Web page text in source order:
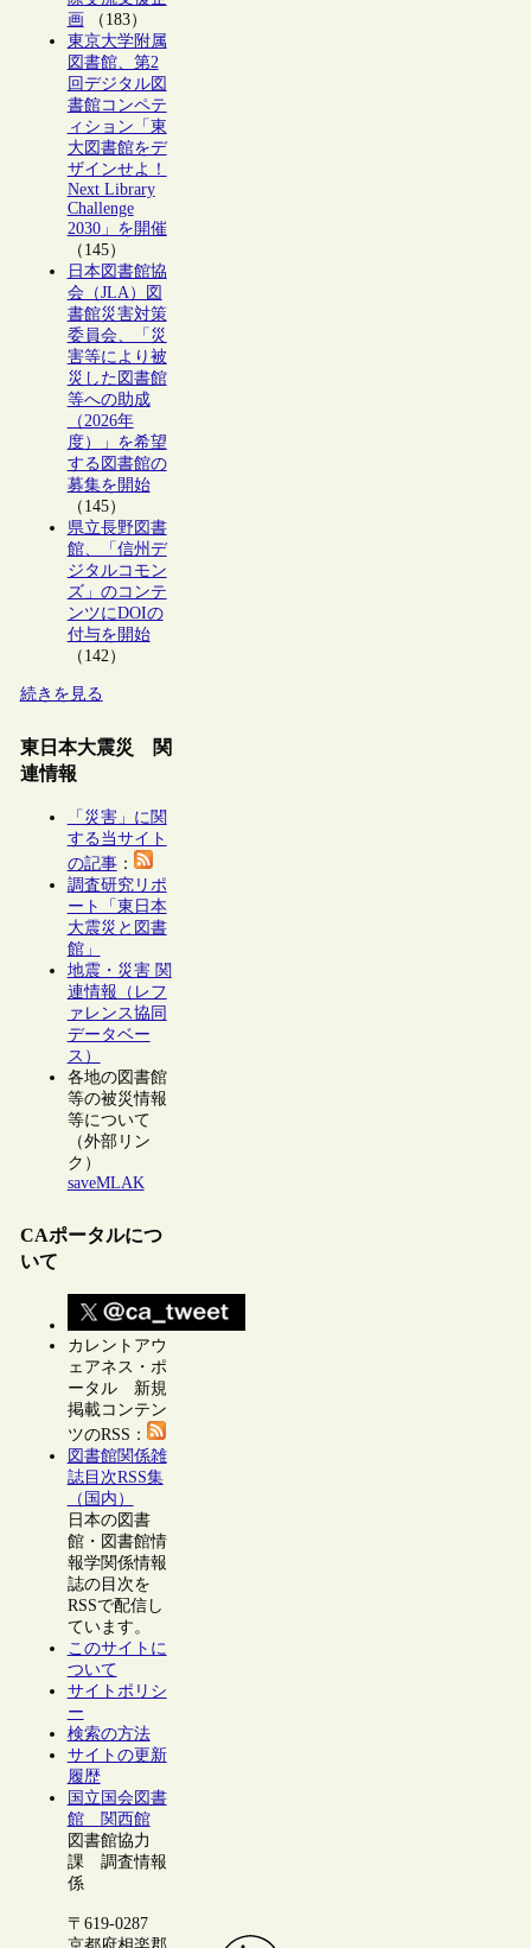
画 （183）
東京大学附属
図書館、第2
回デジタル図
書館コンペテ
ィション「東
大図書館をデ
ザインせよ！
Next Library
Challenge
2030」を開催
（145）
日本図書館協
会（JLA）図
書館災害対策
委員会、「災
害等により被
災した図書館
等への助成
（2026年
度）」を希望
する図書館の
募集を開始
（145）
県立長野図書
館、「信州デ
ジタルコモン
ズ」のコンテ
ンツにDOIの
付与を開始
（142）
続きを見る
東日本大震災 関
連情報
「災害」に関
する当サイト
の記事：
調査研究リポ
ート「東日本
大震災と図書
館」
地震・災害 関
連情報（レフ
ァレンス協同
データベー
ス）
各地の図書館
等の被災情報
等について
（外部リン
ク）
saveMLAK
CAポータルにつ
いて
カレントアウ
ェアネス・ポ
ータル 新規
掲載コンテン
ツのRSS：
図書館関係雑
誌目次RSS集
（国内）
日本の図書
館・図書館情
報学関係情報
誌の目次を
RSSで配信し
ています。
このサイトに
ついて
サイトポリシ
ー
検索の方法
サイトの更新
履歴
国立国会図書
館 関西館
図書館協力
課 調査情報
係
〒619-0287